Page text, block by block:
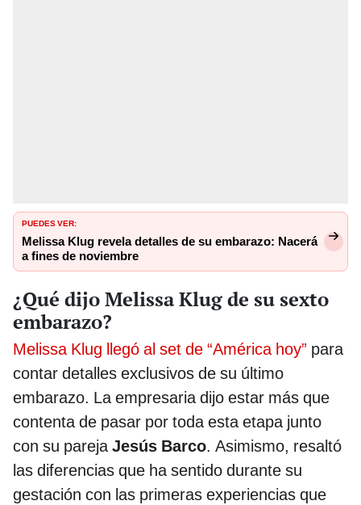
PUEDES VER:
Melissa Klug revela detalles de su embarazo: Nacerá
a fines de noviembre
¿Qué dijo Melissa Klug de su sexto
embarazo?
Melissa Klug llegó al set de “América hoy” para
contar detalles exclusivos de su último
embarazo. La empresaria dijo estar más que
contenta de pasar por toda esta etapa junto
con su parejaJesús Barco. Asimismo, resaltó
las diferencias que ha sentido durante su
gestación con las primeras experiencias que